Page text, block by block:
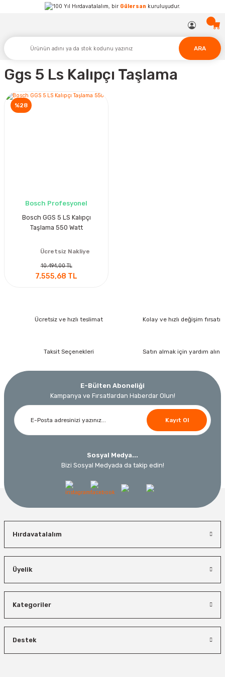
Hırdavatalalım, bir Gülersan kuruluşudur.
ARA
Ggs 5 Ls Kalıpçı Taşlama
%28
Bosch Profesyonel
Bosch GGS 5 LS Kalıpçı
Taşlama 550 Watt
Ücretsiz Nakliye
10.494,00 TL
7.555,68 TL
Ücretsiz ve hızlı teslimat Kolay ve hızlı değişim fırsatı
Taksit Seçenekleri Satın almak için yardım alın
E-Bülten Aboneliği
Kampanya ve Fırsatlardan Haberdar Olun!
Kayıt Ol
Sosyal Medya...
Bizi Sosyal Medyada da takip edin!
Hırdavatalalım
Üyelik
Kategoriler
Destek